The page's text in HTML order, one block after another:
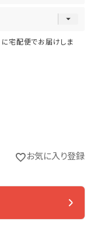
に宅配便でお届けしま
お気に入り登録